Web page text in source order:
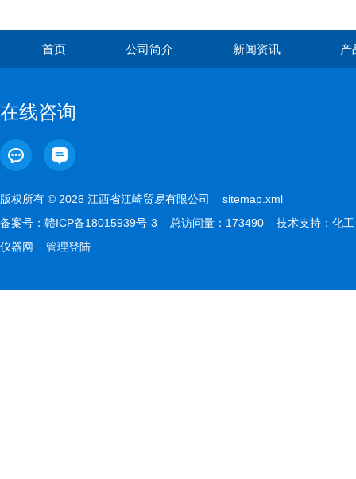
首页 公司简介 新闻资讯 产
在线咨询
版权所有 © 2026 江西省江崎贸易有限公司 sitemap.xml
备案号： 赣ICP备18015939号-3 总访问量：173490 技术支持： 化工
仪器网
管理登陆